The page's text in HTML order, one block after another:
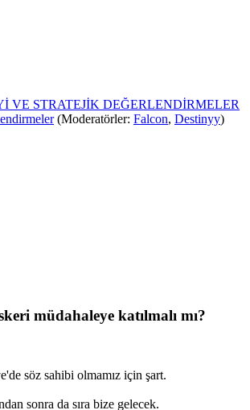
VE STRATEJİK DEĞERLENDİRMELER
(Moderatörler: Falcon, Destinyy)
müdahaleye katılmalı mı?
söz sahibi olmamız için şart.
sonra da sıra bize gelecek.